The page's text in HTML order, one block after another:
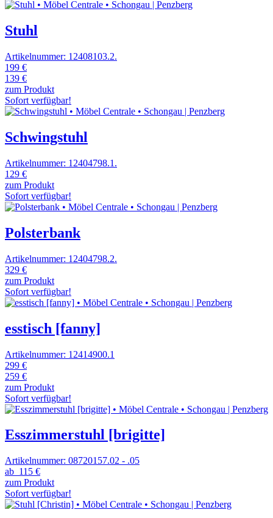
Stuhl
Artikelnummer: 12408103.2.
199 €
139 €
zum Produkt
Sofort verfügbar!
Schwingstuhl
Artikelnummer: 12404798.1.
129 €
zum Produkt
Sofort verfügbar!
Polsterbank
Artikelnummer: 12404798.2.
329 €
zum Produkt
Sofort verfügbar!
esstisch [fanny]
Artikelnummer: 12414900.1
299 €
259 €
zum Produkt
Sofort verfügbar!
Esszimmerstuhl [brigitte]
Artikelnummer: 08720157.02 - .05
ab 115 €
zum Produkt
Sofort verfügbar!